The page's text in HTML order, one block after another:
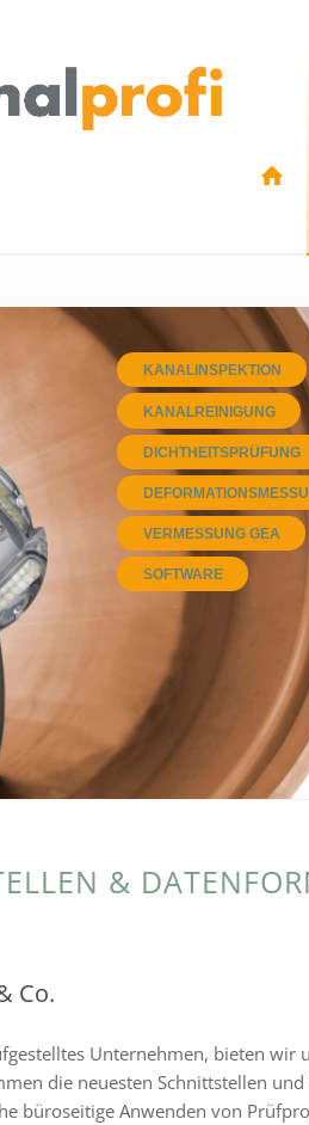
DICHTHEITSPRÜFUNG
KANALREINIGUNG
KANALINSPEKTION
VERMESSUNG GEA
SOFTWARE
&
Co.
Unternehmen, bieten wir
die neues­ten Schnittstellen
büro­sei­tige Anwenden von